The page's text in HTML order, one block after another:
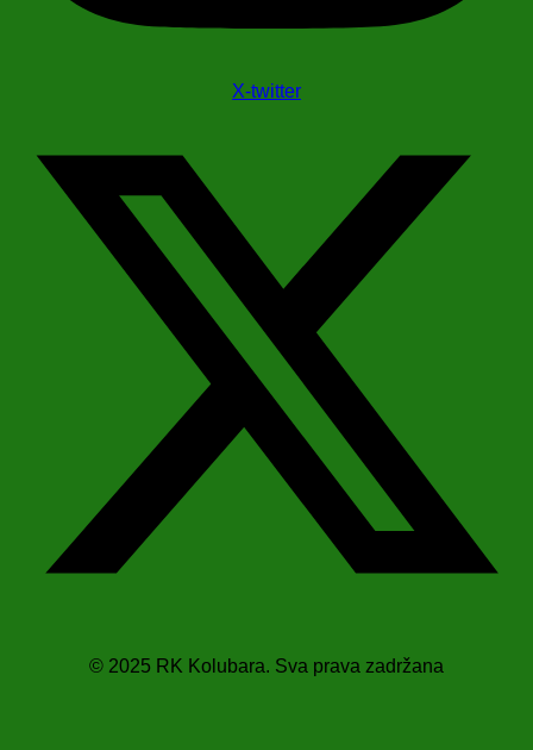
X-twitter
© 2025 RK Kolubara. Sva prava zadržana